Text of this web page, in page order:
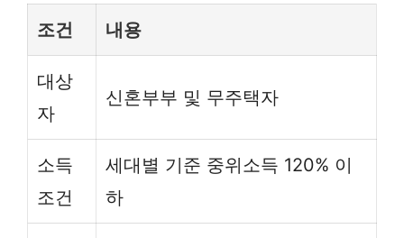
조건 내용
대상
자
신혼부부 및 무주택자
소득
조건
세대별 기준 중위소득 120% 이
하